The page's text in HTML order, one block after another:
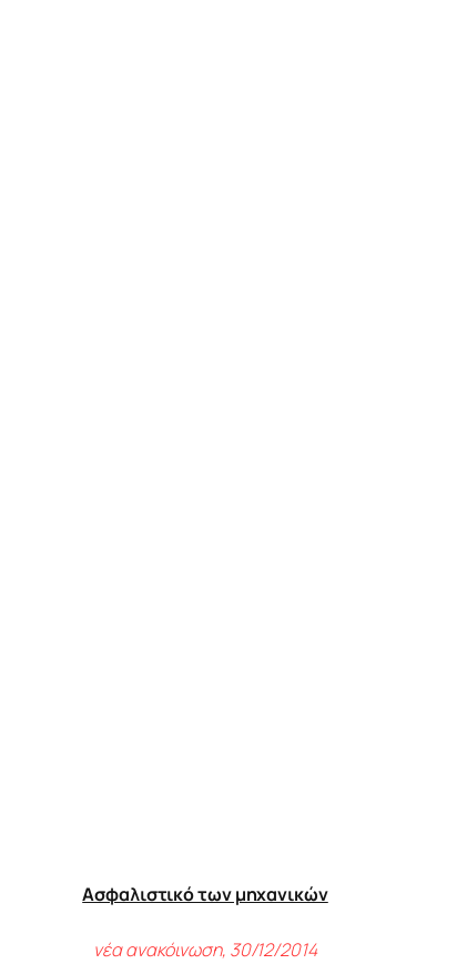
Ασφαλιστικό των μηχανικών
νέα ανακόινωση, 30/12/2014